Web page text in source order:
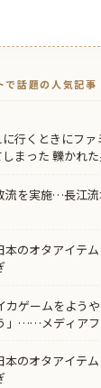
話題の人気記事
に行くときにフ
まった 轢かれ
を実施…長江流
のオタアイテ
ゲームをよう
」……メディア
のオタアイテ